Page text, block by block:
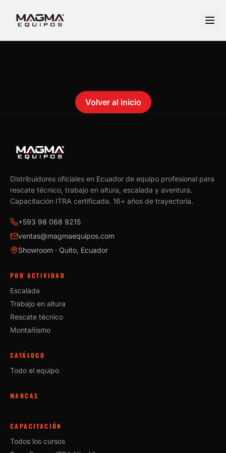
Volver al inicio
Distribuidores oficiales en Ecuador de equipo profesional para
rescate técnico, trabajo en altura, escalada y aventura.
Capacitación ITRA certificada. 16+ años de trayectoria.
+593 98 068 9215
ventas@magmaequipos.com
Showroom · Quito, Ecuador
POR ACTIVIDAD
Escalada
Trabajo en altura
Rescate técnico
Montañismo
CATÁLOGO
Todo el equipo
MARCAS
CAPACITACIÓN
Todos los cursos